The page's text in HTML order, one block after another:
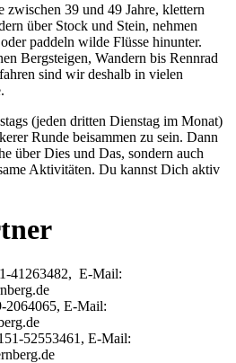
zwischen 39 und 49 Jahre, klettern
über Stock und Stein, nehmen
paddeln wilde Flüsse hinunter.
Bergsteigen, Wandern bis Rennrad
sind wir deshalb in vielen
(jeden dritten Dienstag im Monat)
Runde beisammen zu sein. Dann
über Dies und Das, sondern auch
Aktivitäten. Du kannst Dich aktiv
41263482, E-Mail:
2064065, E-Mail:
52553461, E-Mail: